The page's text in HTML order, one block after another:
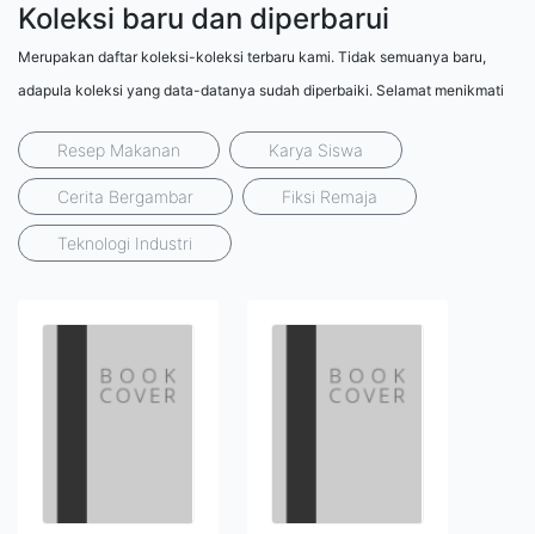
Koleksi baru dan diperbarui
Merupakan daftar koleksi-koleksi terbaru kami. Tidak semuanya baru,
adapula koleksi yang data-datanya sudah diperbaiki. Selamat menikmati
Resep Makanan Karya Siswa
Cerita Bergambar Fiksi Remaja
Teknologi Industri